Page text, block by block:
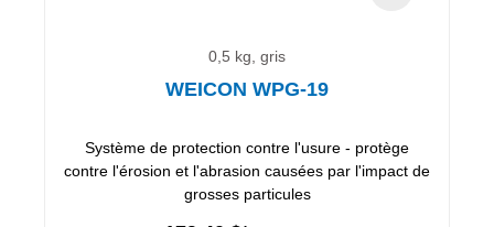
0,5 kg, gris
WEICON WPG-19
Système de protection contre l'usure - protège
contre l'érosion et l'abrasion causées par l'impact de
grosses particules